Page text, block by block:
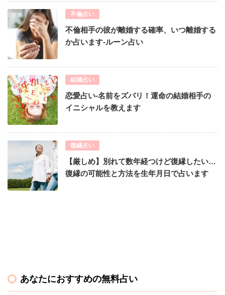
不倫占い
不倫相手の彼が離婚する確率、いつ離婚する
か占います-ルーン占い
結婚占い
恋愛占い-名前をズバリ！運命の結婚相手の
イニシャルを教えます
復縁占い
【厳しめ】別れて数年経つけど復縁したい…
復縁の可能性と方法を生年月日で占います
あなたにおすすめの無料占い